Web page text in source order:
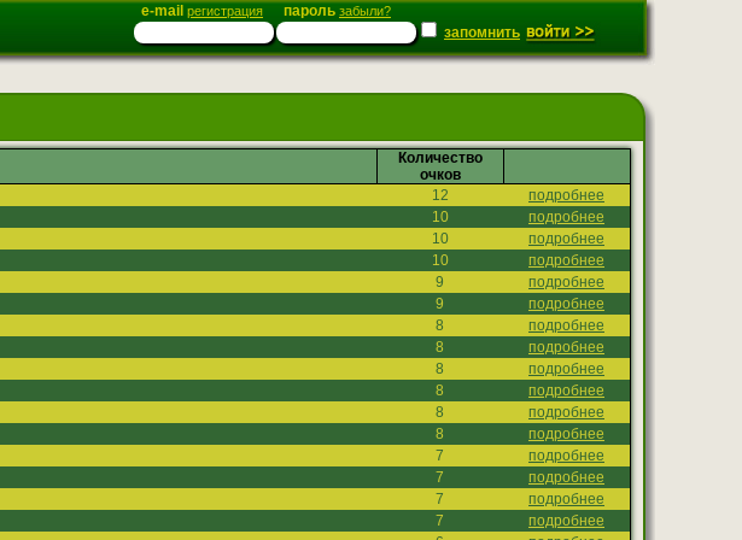
e-mail регистрация пароль забыли?
запомнить
Количество
очков
12
подробнее
10
подробнее
10
подробнее
10
подробнее
9
подробнее
9
подробнее
8
подробнее
8
подробнее
8
подробнее
8
подробнее
8
подробнее
8
подробнее
7
подробнее
7
подробнее
7
подробнее
7
подробнее